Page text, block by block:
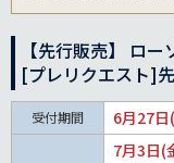
【先行販売】 ロ
[プレリクエスト]
受付期間 6月27
7月3日(